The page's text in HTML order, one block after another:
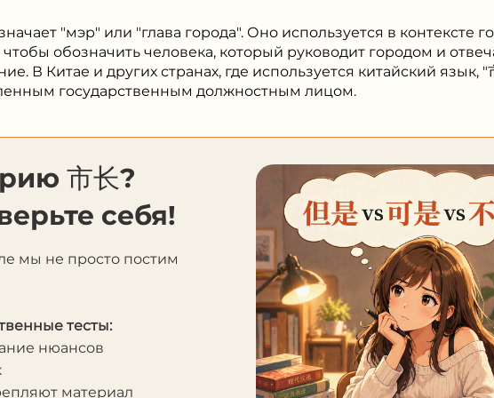
государственным должностным лицом.
市长?
себя!
мы не просто постим
тесты:
материал
скачивания